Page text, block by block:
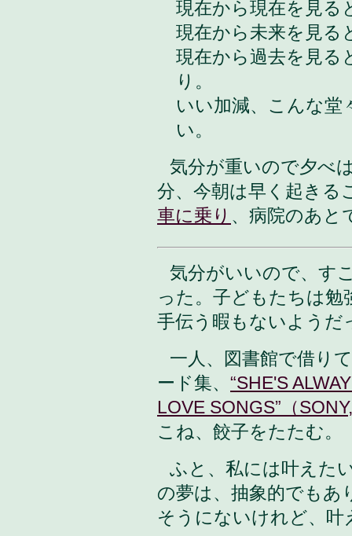
現在から現在を見る
現在から未来を見る
現在から過去を見る
り。
いい加減、こんな
い。
気分が重いので夕べ
分、今朝は早く起きる
車に乗り 、病院のあと
気分がいいので、す
った。子どもたちは
手伝う暇もないようだ
一人、図書館で借り
ード集、 “SHE'S
LOVE SONGS”（
こね、餃子をたたむ。
ふと、私には叶えた
の夢は、抽象的でもあ
そうにないけれど、